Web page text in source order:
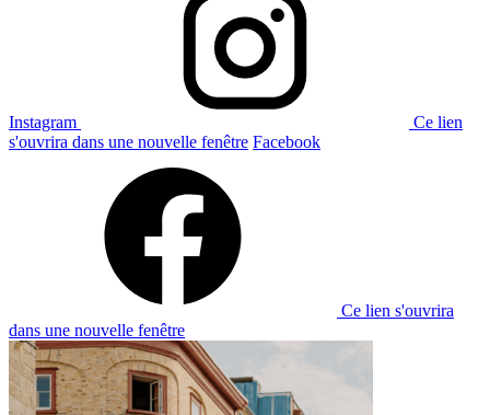
Instagram
Ce lien
s'ouvrira dans une nouvelle fenêtre Facebook
Ce lien s'ouvrira
dans une nouvelle fenêtre